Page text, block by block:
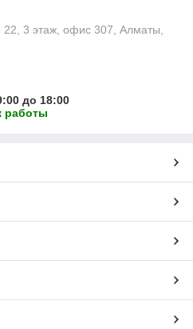
22, 3 этаж, офис 307, Алматы,
до 18:00
работы